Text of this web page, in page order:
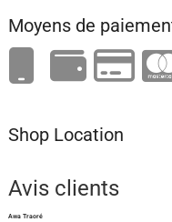
Moyens de
Shop Location
Avis clients
Awa Traoré